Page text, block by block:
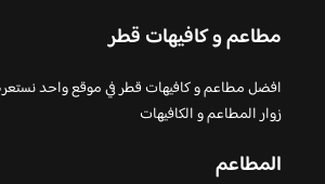
مطاعم و كافيهات قطر
افضل مطاعم و كافيهات قطر في موقع واحد
زوار المطاعم و الكافيهات
المطاعم